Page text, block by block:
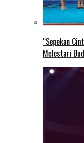
“Sepekan
Melestari